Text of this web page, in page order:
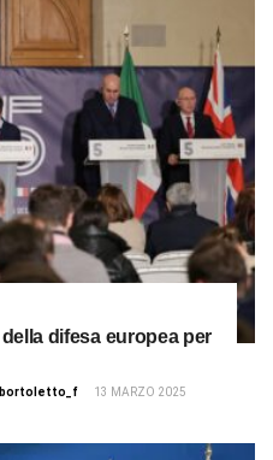
della difesa europea per
bortoletto_f 13 MARZO 2025